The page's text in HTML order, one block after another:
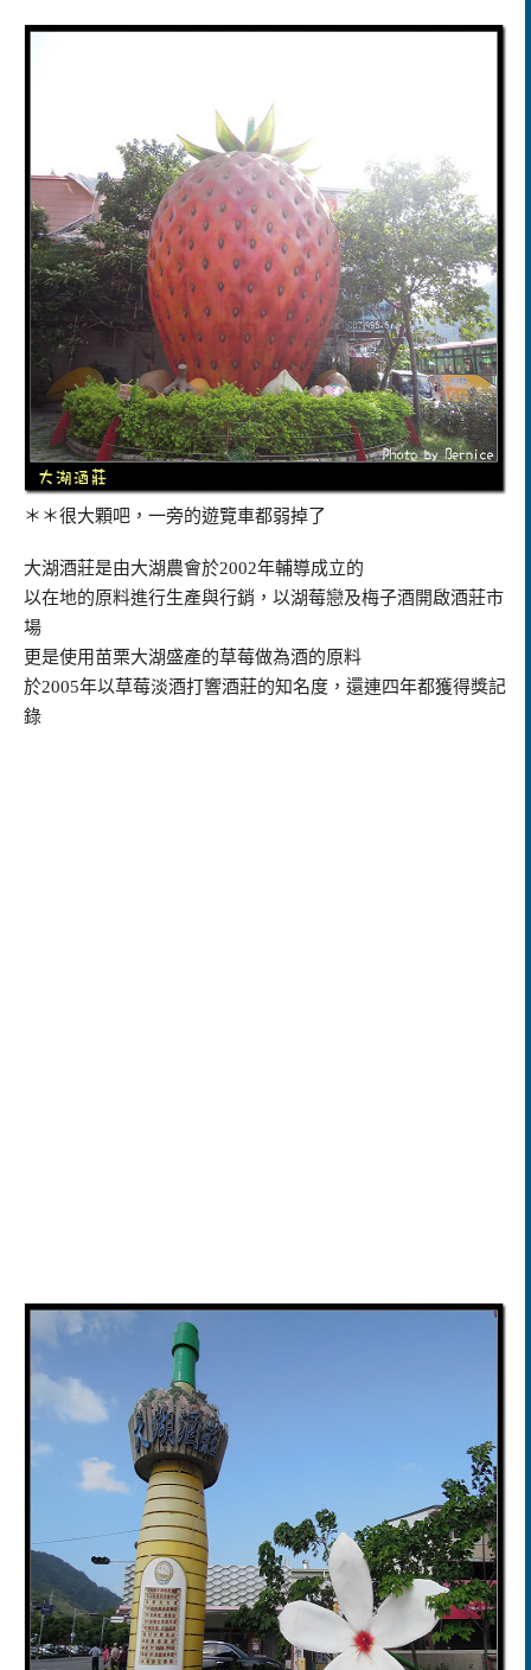
＊＊很大顆吧，一旁的遊覽車都弱掉了
大湖酒莊是由大湖農會於2002年輔導成立的
以在地的原料進行生產與行銷，以湖莓戀及梅子酒開啟酒莊市
場
更是使用苗栗大湖盛產的草莓做為酒的原料
於2005年以草莓淡酒打響酒莊的知名度，還連四年都獲得獎記
錄